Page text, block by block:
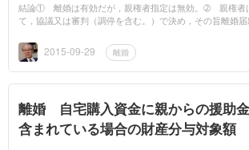
結論① 離婚は有効だが，親権者指定は無効。➁ 親権者
て，協議又は審判（調停を含む。）で決め，その旨離婚届
は、その協議...
2015-09-29 離婚
離婚 自宅購入資金に親からの援助
含まれている場合の財産分与対象額